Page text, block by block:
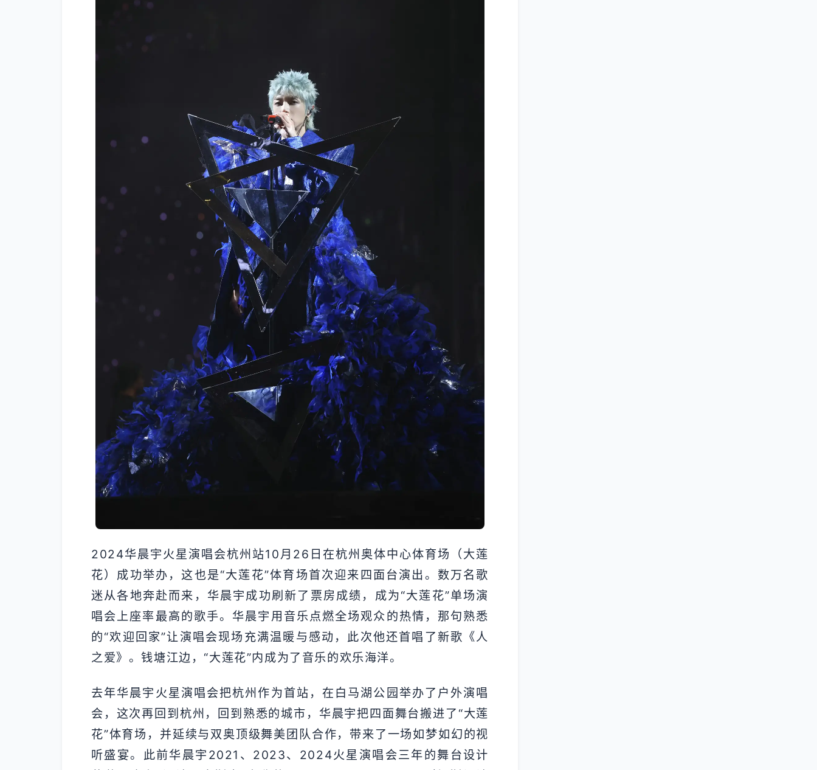
2024华晨宇火星演唱会杭州站10月26日在杭州奥体中心体育场（大莲
花）成功举办，这也是“大莲花”体育场首次迎来四面台演出。数万名歌
迷从各地奔赴而来，华晨宇成功刷新了票房成绩，成为“大莲花”单场演
唱会上座率最高的歌手。华晨宇用音乐点燃全场观众的热情，那句熟悉
的“欢迎回家”让演唱会现场充满温暖与感动，此次他还首唱了新歌《人
之爱》。钱塘江边，“大莲花”内成为了音乐的欢乐海洋。
去年华晨宇火星演唱会把杭州作为首站，在白马湖公园举办了户外演唱
会，这次再回到杭州，回到熟悉的城市，华晨宇把四面舞台搬进了“大莲
花”体育场，并延续与双奥顶级舞美团队合作，带来了一场如梦如幻的视
听盛宴。此前华晨宇2021、2023、2024火星演唱会三年的舞台设计